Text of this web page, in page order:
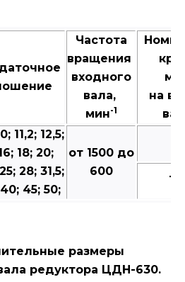
Частота
вращения
входного
вала,
мин-1
на
11,2; 12,5;
18; 20;
28; 31,5;
45; 50;
от 1500 до
600
размеры
редуктора ЦДН-630.